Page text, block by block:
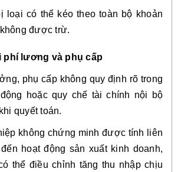
loại có thể kéo theo toàn bộ khoản
được trừ.
phí lương và phụ cấp
phụ cấp không quy định rõ trong
hoặc quy chế tài chính nội bộ
quyết toán.
không chứng minh được tính liên
hoạt động sản xuất kinh doanh,
thể điều chỉnh tăng thu nhập chịu